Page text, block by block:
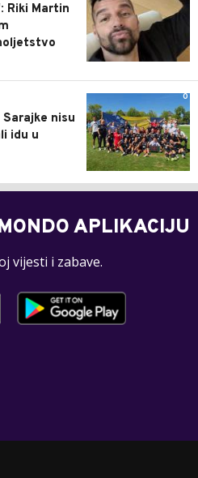
Riki Martin
0
nisu
idu u
APLIKACIJU
vijesti i zabave.